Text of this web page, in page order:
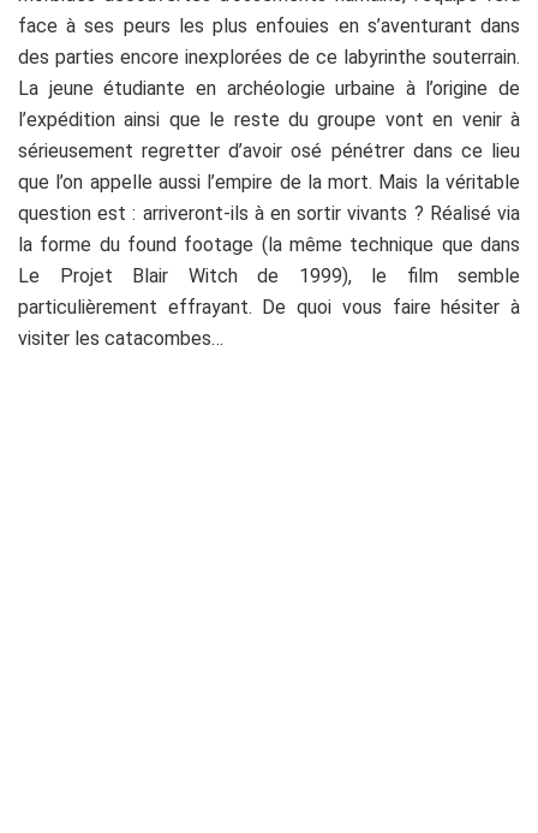
face à ses peurs les plus enfouies en s’aventurant dans
des parties encore inexplorées de ce labyrinthe souterrain.
La jeune étudiante en archéologie urbaine à l’origine de
l’expédition ainsi que le reste du groupe vont en venir à
sérieusement regretter d’avoir osé pénétrer dans ce lieu
que l’on appelle aussi l’empire de la mort. Mais la véritable
question est : arriveront-ils à en sortir vivants ? Réalisé via
la forme du found footage (la même technique que dans
Le Projet Blair Witch de 1999), le film semble
particulièrement effrayant. De quoi vous faire hésiter à
visiter les catacombes…